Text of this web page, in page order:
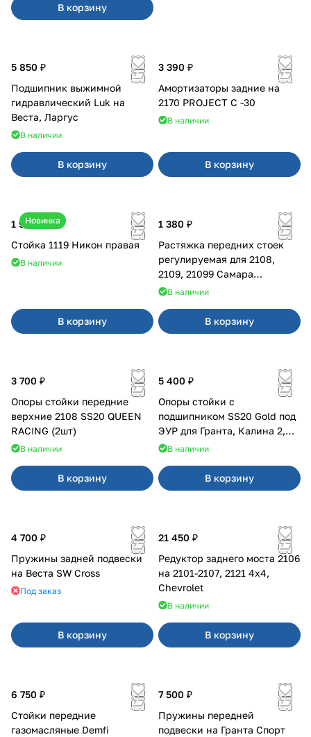
В корзину
5 850 ₽
Подшипник выжимной
гидравлический Luk на
Веста, Ларгус
В наличии
В корзину
3 390 ₽
Амортизаторы задние на
2170 PROJECT С -30
В наличии
В корзину
Новинка
1 950 ₽
Стойка 1119 Никон правая
В наличии
В корзину
1 380 ₽
Растяжка передних стоек
регулируемая для 2108,
2109, 21099 Самара
карбюратор
В наличии
В корзину
3 700 ₽
Опоры стойки передние
верхние 2108 SS20 QUEEN
RACING (2шт)
В наличии
В корзину
5 400 ₽
Опоры стойки с
подшипником SS20 Gold под
ЭУР для Гранта, Калина 2,
Datsun
В наличии
В корзину
4 700 ₽
Пружины задней подвески
на Веста SW Cross
Под заказ
В корзину
21 450 ₽
Редуктор заднего моста 2106
на 2101-2107, 2121 4x4,
Chevrolet
В наличии
В корзину
6 750 ₽
Стойки передние
газомасляные Demfi
7 500 ₽
Пружины передней
подвески на Гранта Спорт